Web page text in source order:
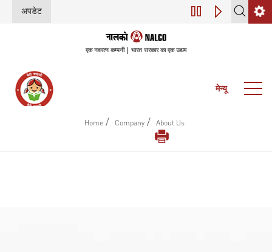
अपडेट डिजिटल परिवर्तन
एक नवरत्न कम्पनी | भारत सरकार का एक उद्यम
मेन्यू
Home / Company / About Us